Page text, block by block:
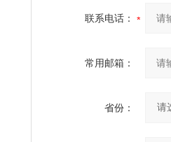
联系电话：
常用邮箱：
省份：